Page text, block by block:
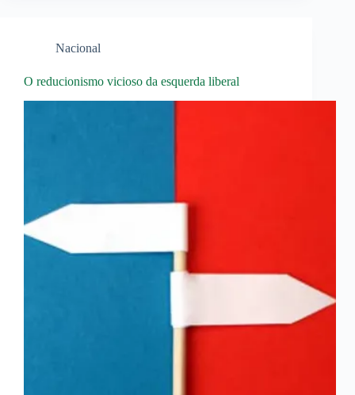
Nacional
O reducionismo vicioso da esquerda liberal